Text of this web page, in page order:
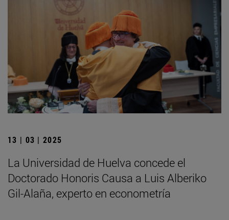
13 | 03 | 2025
La Universidad de Huelva concede el
Doctorado Honoris Causa a Luis Alberiko
Gil-Alaña, experto en econometría